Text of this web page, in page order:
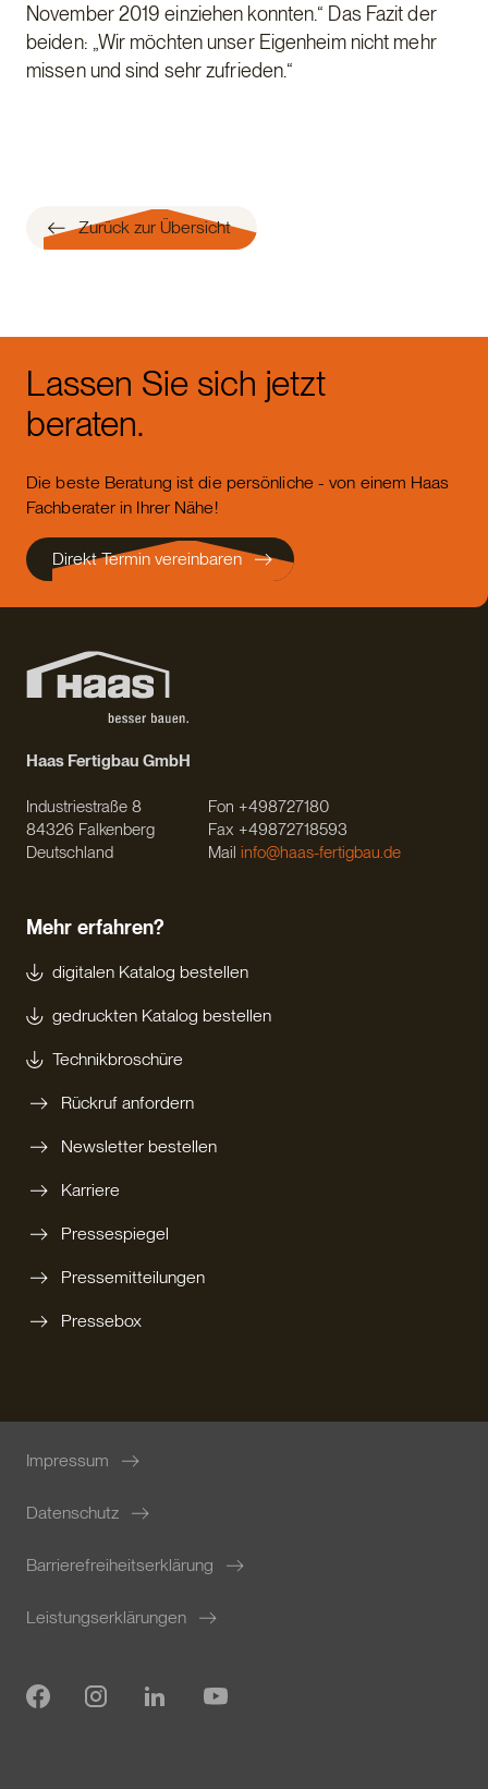
November 2019 einziehen konnten.“ Das Fazit der
beiden: „Wir möchten unser Eigenheim nicht mehr
missen und sind sehr zufrieden.“
Zurück zur Übersicht
Lassen Sie sich jetzt
beraten.
Die beste Beratung ist die persönliche - von einem Haas
Fachberater in Ihrer Nähe!
Direkt Termin vereinbaren
Haas Fertigbau GmbH
Industriestraße 8
84326 Falkenberg
Deutschland
Fon +498727180
Fax +49872718593
Mail info@haas-fertigbau.de
Mehr erfahren?
digitalen Katalog bestellen
gedruckten Katalog bestellen
Technikbroschüre
Rückruf anfordern
Newsletter bestellen
Karriere
Pressespiegel
Pressemitteilungen
Pressebox
Impressum
Datenschutz
Barrierefreiheitserklärung
Leistungserklärungen